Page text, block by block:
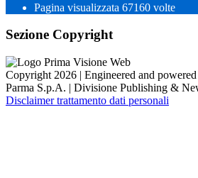
Pagina visualizzata 67160 volte
Sezione Copyright
Copyright 2026 | Engineered and
Parma S.p.A. | Divisione Publishing &
Disclaimer trattamento dati personali